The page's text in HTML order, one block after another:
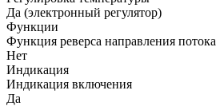
Да (электронный регулятор)
Функции
Функция реверса направления потока
Нет
Индикация
Индикация включения
Да